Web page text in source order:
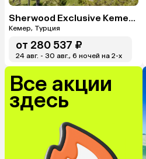
Sherwood Exclusive Kemer (Ex. Sherwood Club Kemer)
Кемер, Турция
от 280 537 ₽
24 авг. - 30 авг., 6 ночей на 2-x
Все акции
здесь